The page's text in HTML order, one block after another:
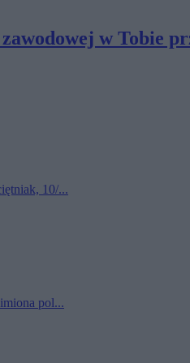
w Tobie
10/...
pol...